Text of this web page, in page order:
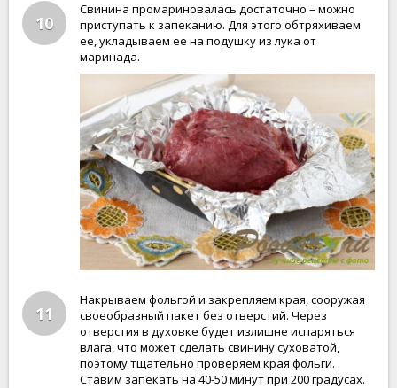
10
Свинина промариновалась достаточно – можно
приступать к запеканию. Для этого обтряхиваем
ее, укладываем ее на подушку из лука от
маринада.
11
Накрываем фольгой и закрепляем края, сооружая
своеобразный пакет без отверстий. Через
отверстия в духовке будет излишне испаряться
влага, что может сделать свинину суховатой,
поэтому тщательно проверяем края фольги.
Ставим запекать на 40-50 минут при 200 градусах.